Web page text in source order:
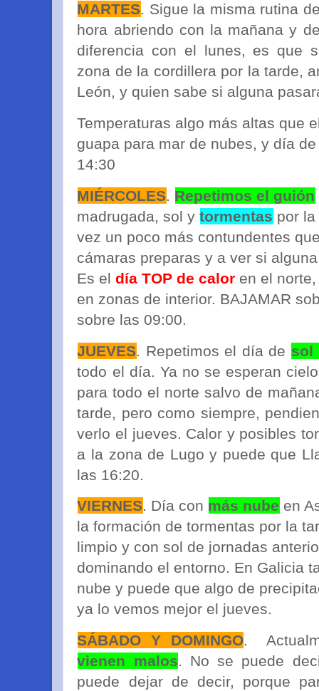
MARTES. Sigue la misma rutina
hora abriendo con la mañana y
diferencia con el lunes, es que
zona de la cordillera por la tarde,
León, y quien sabe si alguna
Temperaturas algo más altas que
guapa para mar de nubes, y día
14:30
MIÉRCOLES. Repetimos el guión
madrugada, sol ytormentas por
vez un poco más contundentes
cámaras preparas y a ver si
Es eldía TOP de calor en el
en zonas de interior. BAJAMAR
sobre las 09:00.
JUEVES . Repetimos el día de sol
todo el día. Ya no se esperan
para todo el norte salvo de
tarde, pero como siempre,
verlo el jueves. Calor y posibles
a la zona de Lugo y puede que
las 16:20.
VIERNES. Día con más nube en
la formación de tormentas por la
limpio y con sol de jornadas
dominando el entorno. En Galicia
nube y puede que algo de
ya lo vemos mejor el jueves.
SÁBADO Y DOMINGO.
vienen malos. No se puede
puede dejar de decir, porque